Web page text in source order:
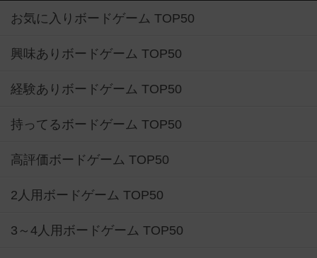
お気に入りボードゲーム TOP50
興味ありボードゲーム TOP50
経験ありボードゲーム TOP50
持ってるボードゲーム TOP50
高評価ボードゲーム TOP50
2人用ボードゲーム TOP50
3～4人用ボードゲーム TOP50